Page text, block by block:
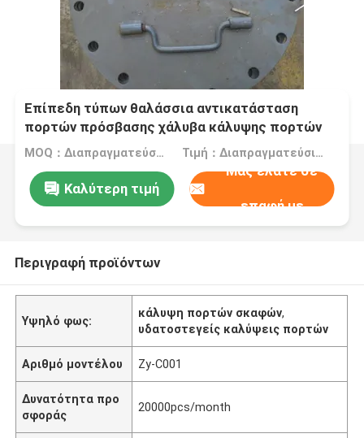
Επίπεδη τύπων θαλάσσια αντικατάσταση
πορτών πρόσβασης χάλυβα κάλυψης πορτών
καταπακτών θαλάσσια
MOQ：Διαπραγματεύσιμο Τιμή：Διαπραγματεύσιμα
Καλύτερη τιμή
Μας ελάτε σε
επαφή με
Περιγραφή προϊόντων
Υψηλό φως:
κάλυψη πορτών σκαφών,
υδατοστεγείς καλύψεις πορτών
Αριθμό μοντέλου Zy-C001
Δυνατότητα προ
σφοράς
20000pcs/month